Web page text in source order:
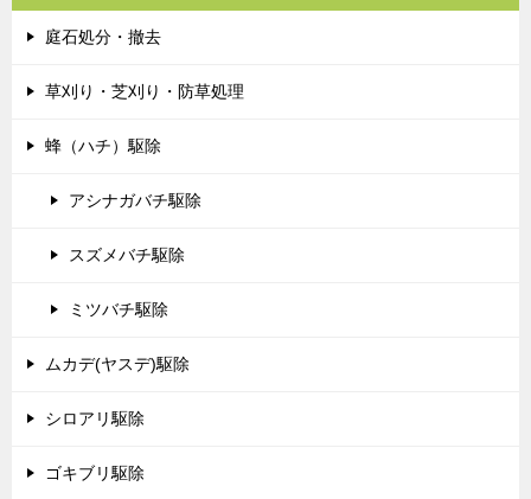
庭石処分・撤去
草刈り・芝刈り・防草処理
蜂（ハチ）駆除
アシナガバチ駆除
スズメバチ駆除
ミツバチ駆除
ムカデ(ヤスデ)駆除
シロアリ駆除
ゴキブリ駆除